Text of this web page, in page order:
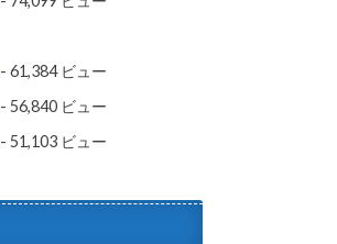
- 61,384 ビュー
- 56,840 ビュー
- 51,103 ビュー